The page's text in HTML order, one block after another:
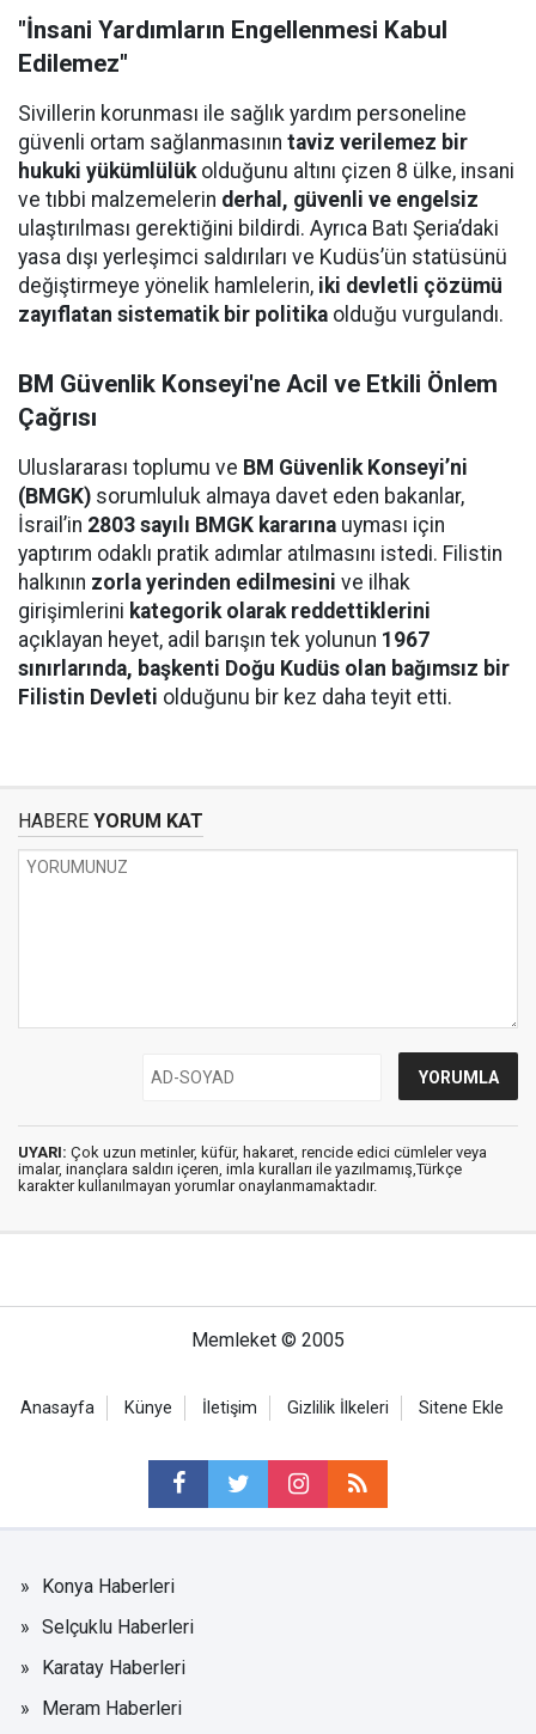
"İnsani Yardımların Engellenmesi Kabul
Edilemez"
Sivillerin korunması ile sağlık yardım personeline
güvenli ortam sağlanmasının taviz verilemez bir
hukuki yükümlülükolduğunu altını çizen 8 ülke, insani
ve tıbbi malzemelerin derhal, güvenli ve engelsiz
ulaştırılması gerektiğini bildirdi. Ayrıca Batı Şeria’daki
yasa dışı yerleşimci saldırıları ve Kudüs’ün statüsünü
değiştirmeye yönelik hamlelerin, iki devletli çözümü
zayıflatan sistematik bir politika olduğu vurgulandı.
BM Güvenlik Konseyi'ne Acil ve Etkili Önlem
Çağrısı
Uluslararası toplumu ve BM Güvenlik Konseyi’ni
(BMGK) sorumluluk almaya davet eden bakanlar,
İsrail’in 2803 sayılı BMGK kararına uyması için
yaptırım odaklı pratik adımlar atılmasını istedi. Filistin
halkının zorla yerinden edilmesini ve ilhak
girişimlerini kategorik olarak reddettiklerini
açıklayan heyet, adil barışın tek yolunun 1967
sınırlarında, başkenti Doğu Kudüs olan bağımsız bir
Filistin Devleti olduğunu bir kez daha teyit etti.
HABERE YORUM KAT
UYARI: Çok uzun metinler, küfür, hakaret, rencide edici cümleler veya
imalar, inançlara saldırı içeren, imla kuralları ile yazılmamış,Türkçe
karakter kullanılmayan yorumlar onaylanmamaktadır.
Memleket © 2005
Anasayfa Künye İletişim Gizlilik İlkeleri Sitene Ekle
Konya Haberleri
Selçuklu Haberleri
Karatay Haberleri
Meram Haberleri